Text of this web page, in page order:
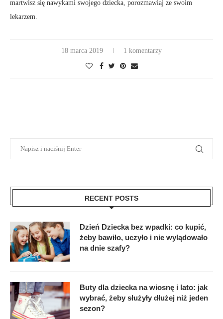
martwisz się nawykami swojego dziecka, porozmawiaj ze swoim
lekarzem.
18 marca 2019 1 komentarzy
RECENT POSTS
Dzień Dziecka bez wpadki: co kupić,
żeby bawiło, uczyło i nie wylądowało
na dnie szafy?
Buty dla dziecka na wiosnę i lato: jak
wybrać, żeby służyły dłużej niż jeden
sezon?